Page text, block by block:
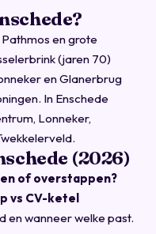
en grote
(jaren 70)
en Glanerbrug
In Enschede
Lonneker,
(2026)
of overstappen?
vs CV-ketel
en wanneer welke past.